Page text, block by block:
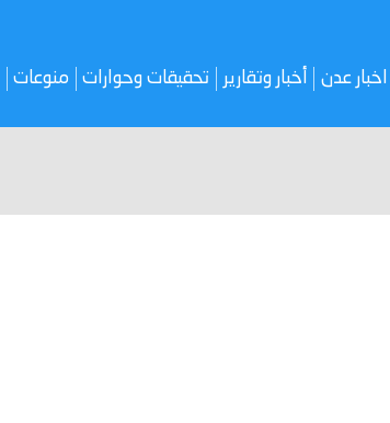
اخبار عدن أخبار وتقارير تحقيقات وحوارات منوعات